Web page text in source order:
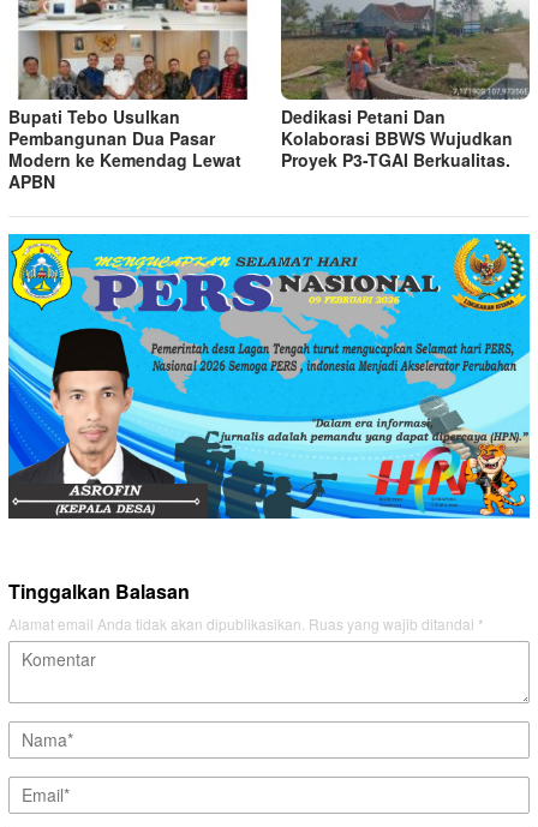
Bupati Tebo Usulkan
Pembangunan Dua Pasar
Modern ke Kemendag Lewat
APBN
Dedikasi Petani Dan
Kolaborasi BBWS Wujudkan
Proyek P3-TGAI Berkualitas.
Tinggalkan Balasan
Alamat email Anda tidak akan dipublikasikan. Ruas yang wajib ditandai *